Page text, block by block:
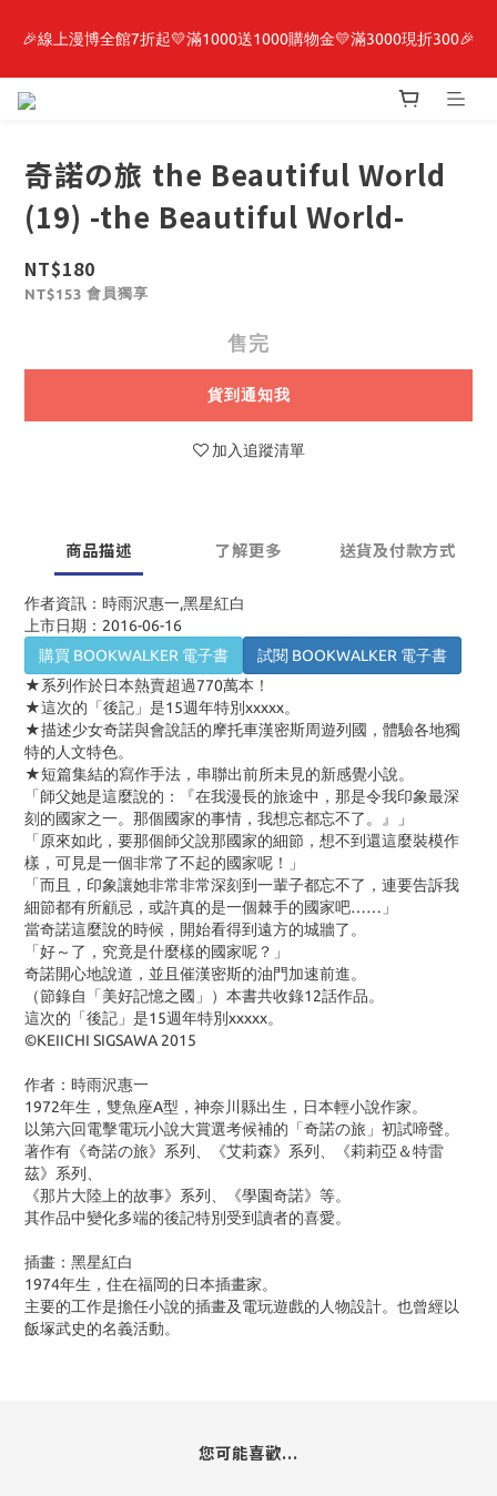
最新開賣🔥「全知讀者視角」 周邊商品
🎉線上漫博全館7折起💛滿1000送1000購物金💛滿3000現折300🎉
【抽籤堂】 影之強者、你又被殺了呢，偵探大人、約會大作戰、
最新開賣🔥「全知讀者視角」 周邊商品
奇諾の旅 the Beautiful World
(19) -the Beautiful World-
NT$180
NT$153 會員獨享
售完
貨到通知我
加入追蹤清單
商品描述 了解更多 送貨及付款方式
作者資訊：時雨沢惠一,黑星紅白
上市日期：2016-06-16
購買 BOOKWALKER 電子書
試閱 BOOKWALKER 電子書
★系列作於日本熱賣超過770萬本！
★這次的「後記」是15週年特別xxxxx。
★描述少女奇諾與會說話的摩托車漢密斯周遊列國，體驗各地獨
特的人文特色。
★短篇集結的寫作手法，串聯出前所未見的新感覺小說。
「師父她是這麼說的：『在我漫長的旅途中，那是令我印象最深
刻的國家之一。那個國家的事情，我想忘都忘不了。』」
「原來如此，要那個師父說那國家的細節，想不到還這麼裝模作
樣，可見是一個非常了不起的國家呢！」
「而且，印象讓她非常非常深刻到一輩子都忘不了，連要告訴我
細節都有所顧忌，或許真的是一個棘手的國家吧……」
當奇諾這麼說的時候，開始看得到遠方的城牆了。
「好～了，究竟是什麼樣的國家呢？」
奇諾開心地說道，並且催漢密斯的油門加速前進。
（節錄自「美好記憶之國」）本書共收錄12話作品。
這次的「後記」是15週年特別xxxxx。
©KEIICHI SIGSAWA 2015
作者：時雨沢惠一
1972年生，雙魚座A型，神奈川縣出生，日本輕小說作家。
以第六回電擊電玩小說大賞選考候補的「奇諾の旅」初試啼聲。
著作有《奇諾の旅》系列、《艾莉森》系列、《莉莉亞＆特雷
茲》系列、
《那片大陸上的故事》系列、《學園奇諾》等。
其作品中變化多端的後記特別受到讀者的喜愛。
插畫：黑星紅白
1974年生，住在福岡的日本插畫家。
主要的工作是擔任小說的插畫及電玩遊戲的人物設計。也曾經以
飯塚武史的名義活動。
您可能喜歡...